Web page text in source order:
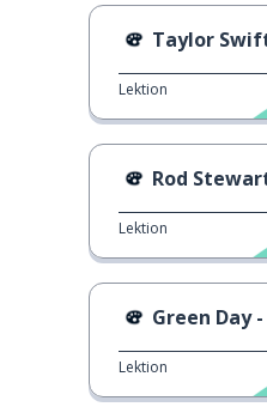
Taylor
Lektion
Rod Stewart - I
Lektion
Green Day
Lektion